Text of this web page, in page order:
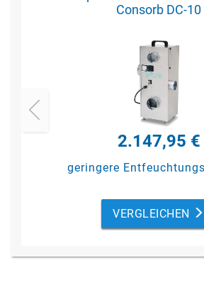
Consorb DC-10
2.147,95 €
geringere
VERGLEICHEN